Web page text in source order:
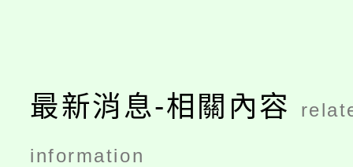
最新消息-相關內容
information